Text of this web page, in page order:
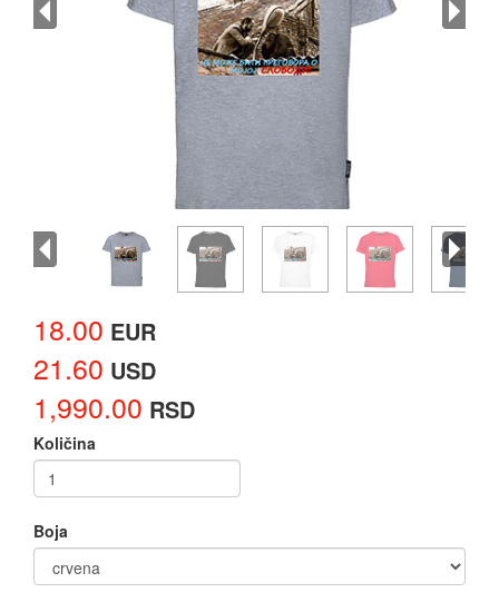
18.00 EUR
21.60 USD
1,990.00 RSD
Količina
Boja